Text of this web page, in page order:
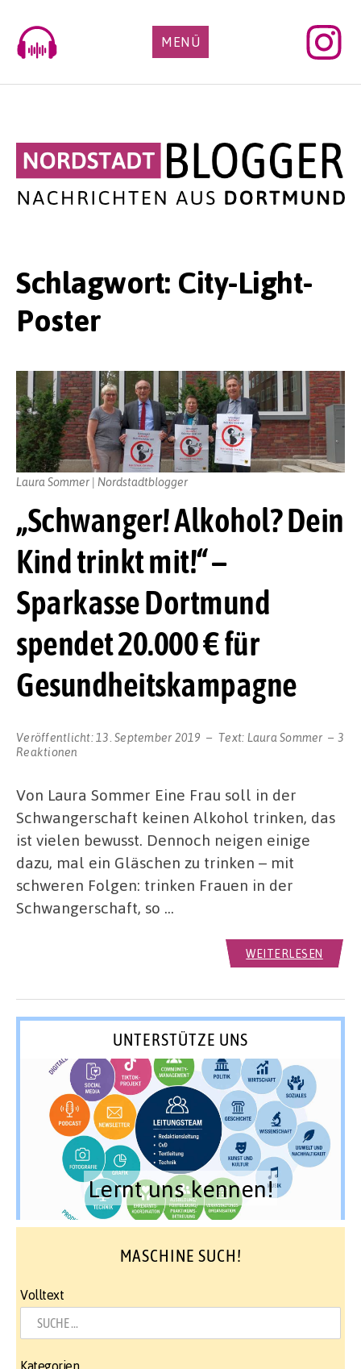
content
MENÜ
Schlagwort: City-Light-
Poster
„Schwanger! Alkohol? Dein
Kind trinkt mit!“ –
Sparkasse Dortmund
spendet 20.000 € für
Gesundheitskampagne
Veröffentlicht: 13. September 2019 Text: Laura Sommer
3
Reaktionen
Laura Sommer | Nordstadtblogger
Von Laura Sommer Eine Frau soll in der
Schwangerschaft keinen Alkohol trinken, das
ist vielen bewusst. Dennoch neigen einige
dazu, mal ein Gläschen zu trinken – mit
schweren Folgen: trinken Frauen in der
Schwangerschaft, so …
WEITERLESEN
UNTERSTÜTZE UNS
Lernt uns kennen!
MASCHINE SUCH!
Volltext
Kategorien